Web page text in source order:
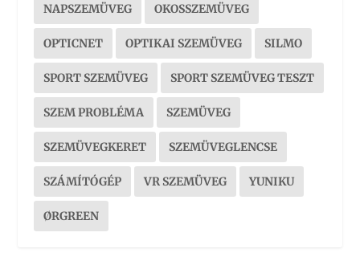
NAPSZEMÜVEG OKOSSZEMÜVEG
OPTICNET OPTIKAI SZEMÜVEG SILMO
SPORT SZEMÜVEG SPORT SZEMÜVEG TESZT
SZEM PROBLÉMA SZEMÜVEG
SZEMÜVEGKERET SZEMÜVEGLENCSE
SZÁMÍTÓGÉP VR SZEMÜVEG YUNIKU
ØRGREEN